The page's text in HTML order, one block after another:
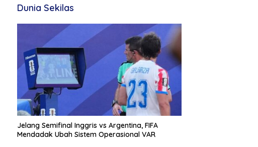
Dunia Sekilas
Jelang Semifinal Inggris vs Argentina, FIFA
Mendadak Ubah Sistem Operasional VAR